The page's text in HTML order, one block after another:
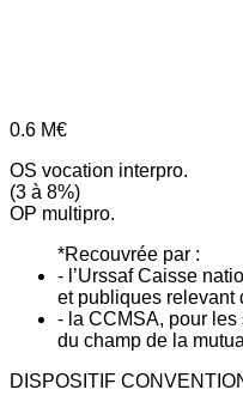
0.6 M€
OS vocation interpro.
(3 à 8%)
OP multipro.
*Recouvrée par :
- l’Urssaf Caisse
et publiques relevant
- la CCMSA, pour
du champ de la
DISPOSITIF